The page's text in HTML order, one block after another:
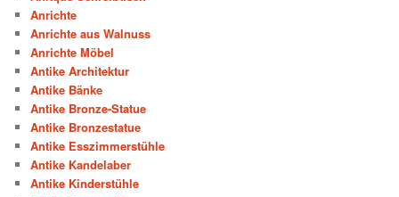
Anrichte
Anrichte aus Walnuss
Anrichte Möbel
Antike Architektur
Antike Bänke
Antike Bronze-Statue
Antike Bronzestatue
Antike Esszimmerstühle
Antike Kandelaber
Antike Kinderstühle